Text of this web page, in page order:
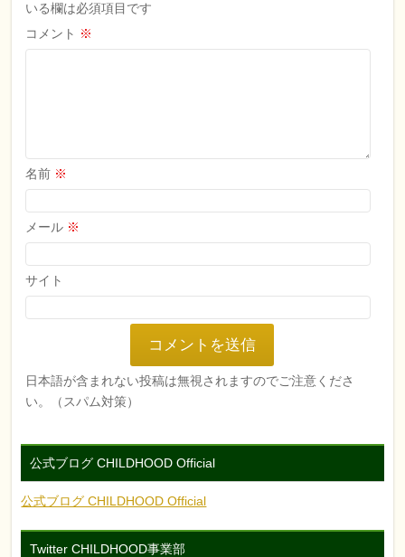
いる欄は必須項目です
コメント ※
名前 ※
メール ※
サイト
日本語が含まれない投稿は無視されますのでご注意くださ
い。（スパム対策）
公式ブログ CHILDHOOD Official
公式ブログ CHILDHOOD Official
Twitter CHILDHOOD事業部